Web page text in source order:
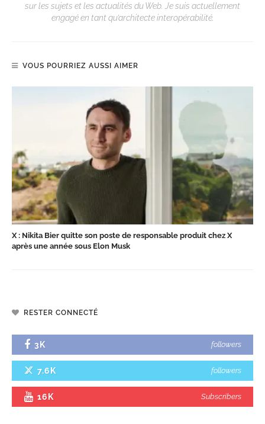
sur les sujets et les actualités du Web. Je suis actuellement
engagé en tant qu’architecte interopérabilité.
VOUS POURRIEZ AUSSI AIMER
X : Nikita Bier quitte son poste de responsable produit chez X
après une année sous Elon Musk
RESTER CONNECTÉ
3K followers
7.6K followers
16K Subscribers